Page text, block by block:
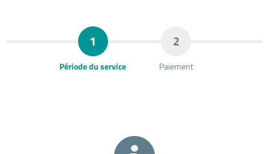
1
Période du service
2
Paiement